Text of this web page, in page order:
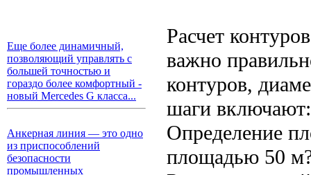
Еще более динамичный,
позволяющий управлять с
большей точностью и
гораздо более комфортный -
новый Mercedes G класса...
Анкерная линия — это одно
из приспособлений
безопасности
промышленных
Расчет
важно
контуров,
шаги включают:
Определение
площадью 50 м?